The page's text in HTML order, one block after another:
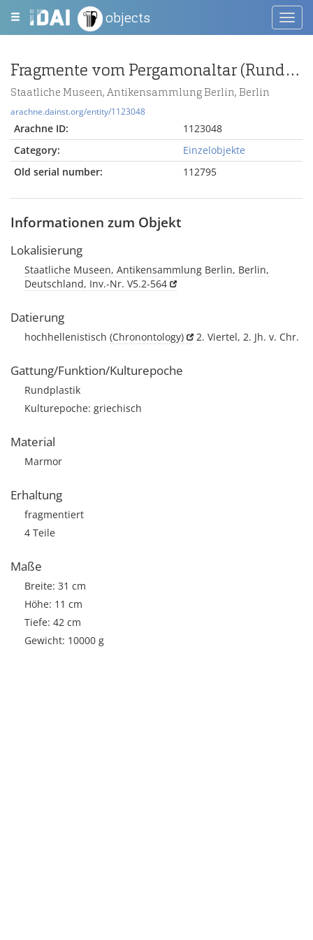
objects
Fragmente vom Pergamonaltar (Rundplastik oder Relief); Berlin:Relief / Statue (?), Fragmente
Staatliche Museen, Antikensammlung Berlin, Berlin
arachne.dainst.org/entity/1123048
Arachne ID:
1123048
Category:
Einzelobjekte
Old serial number:
112795
Informationen zum Objekt
Lokalisierung
Staatliche Museen, Antikensammlung Berlin, Berlin,
Deutschland, Inv.-Nr. V5.2-564
Datierung
hochhellenistisch (Chronontology) 2. Viertel, 2. Jh. v. Chr.
Gattung/Funktion/Kulturepoche
Rundplastik
Kulturepoche: griechisch
Material
Marmor
Erhaltung
fragmentiert
4 Teile
Maße
Breite: 31 cm
Höhe: 11 cm
Tiefe: 42 cm
Gewicht: 10000 g